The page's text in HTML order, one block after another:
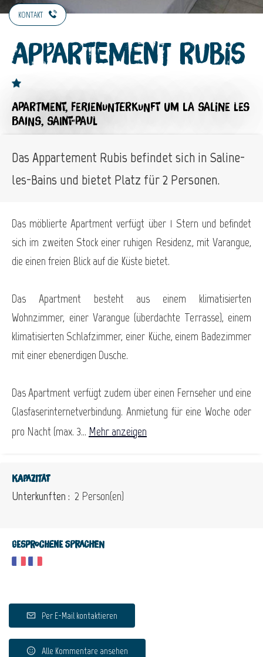
KONTAKT
Appartement Rubis
APARTMENT, FERIENUNTERKUNFT UM LA SALINE LES
BAINS, SAINT-PAUL
Das Appartement Rubis befindet sich in Saline-
les-Bains und bietet Platz für 2 Personen.
Das möblierte Apartment verfügt über 1 Stern und befindet
sich im zweiten Stock einer ruhigen Residenz, mit Varangue,
die einen freien Blick auf die Küste bietet.
Das Apartment besteht aus einem klimatisierten
Wohnzimmer, einer Varangue (überdachte Terrasse), einem
klimatisierten Schlafzimmer, einer Küche, einem Badezimmer
mit einer ebenerdigen Dusche.
Das Apartment verfügt zudem über einen Fernseher und eine
Glasfaserinternetverbindung. Anmietung für eine Woche oder
pro Nacht (max. 3... Mehr anzeigen
Kapazität
Unterkunften : 2 Person(en)
Gesprochene Sprachen
Per E-Mail kontaktieren
Alle Kommentare ansehen